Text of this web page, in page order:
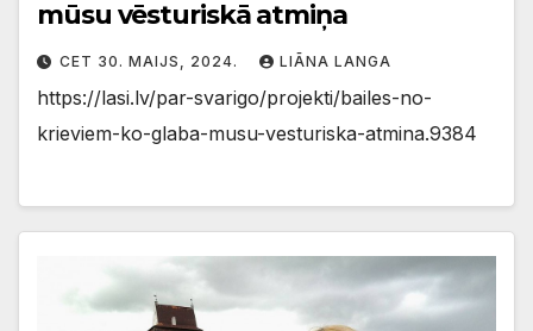
mūsu vēsturiskā atmiņa
CET 30. MAIJS, 2024. LIĀNA LANGA
https://lasi.lv/par-svarigo/projekti/bailes-no-
krieviem-ko-glaba-musu-vesturiska-atmina.9384